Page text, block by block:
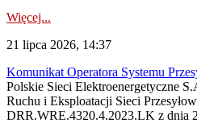
Więcej...
21 lipca 2026, 14:37
Komunikat Operatora Systemu
Polskie Sieci Elektroenergetyczne
Ruchu i Eksploatacji Sieci
DRR.WRE.4320.4.2023.LK z dnia